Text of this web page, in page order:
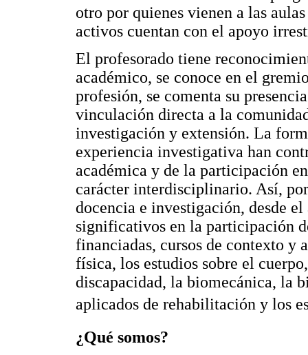
otro por quienes vienen a las
activos cuentan con el apoyo
El profesorado tiene
académico, se conoce en el
profesión, se comenta su
vinculación directa a la
investigación y extensión. La
experiencia investigativa han
académica y de la participación
carácter interdisciplinario. Así,
docencia e investigación, desde el
significativos en la participación
financiadas, cursos de contexto y
física, los estudios sobre el
discapacidad, la biomecánica, la
aplicados de rehabilitación y los
¿Qué somos?